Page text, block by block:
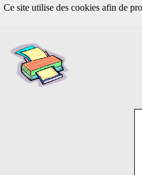
Ce site utilise des cookies afin de